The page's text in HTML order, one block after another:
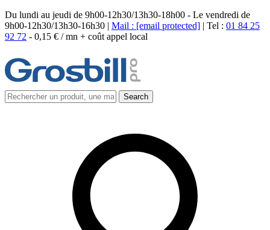
Du lundi au jeudi de 9h00-12h30/13h30-18h00 - Le vendredi de
9h00-12h30/13h30-16h30 | Mail : [email protected] | Tel : 01 84 25
92 72 - 0,15 € / mn + coût appel local